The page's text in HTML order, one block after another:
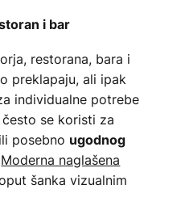
i bar
restorana, bara i
preklapaju, ali ipak
individualne potrebe
se koristi za
posebno ugodnog
Moderna naglašena
šanka vizualnim